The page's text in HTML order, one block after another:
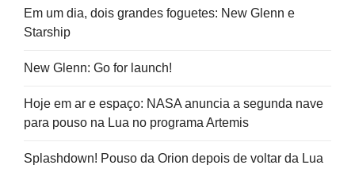
Em um dia, dois grandes foguetes: New Glenn e
Starship
New Glenn: Go for launch!
Hoje em ar e espaço: NASA anuncia a segunda nave
para pouso na Lua no programa Artemis
Splashdown! Pouso da Orion depois de voltar da Lua